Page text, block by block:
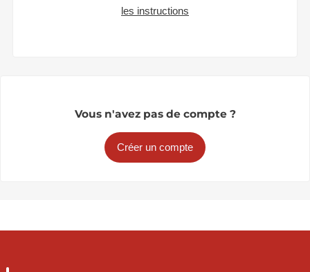
les instructions
Vous n'avez pas de compte ?
Créer un compte